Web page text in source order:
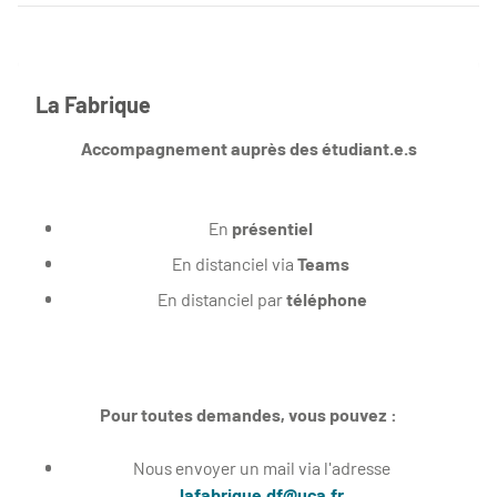
La Fabrique
Accompagnement auprès des étudiant.e.s
En présentiel
En distanciel via Teams
En distanciel partéléphone
Pour toutes demandes, vous pouvez :
Nous envoyer un mail via l'adresse